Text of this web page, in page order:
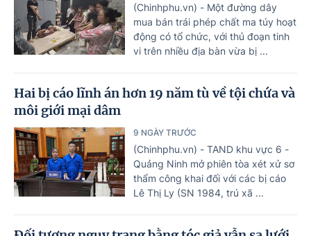
(Chinhphu.vn) - Một đường dây
mua bán trái phép chất ma túy hoạt
động có tổ chức, với thủ đoạn tinh
vi trên nhiều địa bàn vừa bị ...
Hai bị cáo lĩnh án hơn 19 năm tù về tội chứa và
môi giới mại dâm
9 NGÀY TRƯỚC
(Chinhphu.vn) - TAND khu vực 6 -
Quảng Ninh mở phiên tòa xét xử sơ
thẩm công khai đối với các bị cáo
Lê Thị Ly (SN 1984, trú xã ...